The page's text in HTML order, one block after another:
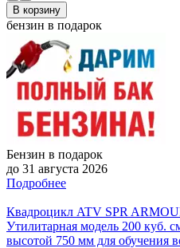
В корзину
бензин в подарок
Бензин в подарок
до 31 августа 2026
Подробнее
Квадроцикл ATV SPR
Утилитарная модель 200 куб.
высотой 750 мм для обучения